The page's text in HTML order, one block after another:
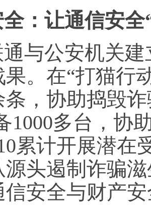
：让通信安全
与公安机关
。在“打猫行
条，协助捣毁
1000多台，协
累计开展潜在
源头遏制诈骗
信安全与财产